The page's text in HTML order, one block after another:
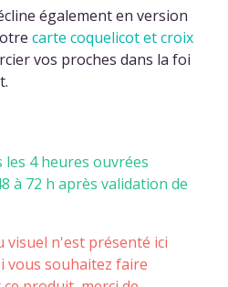
également en version
carte coquelicot et croix
vos proches dans la foi
4 heures ouvrées
à 72 h après validation de
visuel n'est présenté ici
vous souhaitez faire